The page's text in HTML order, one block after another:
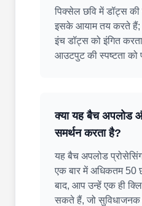
पिक्सेल छवि में डॉट्स की
इसके आयाम तय करते हैं;
इंच डॉट्स को इंगित
आउटपुट की स्पष्टता को
क्या यह बैच अपलोड
समर्थन करता है?
यह बैच अपलोड
एक बार में अधिकतम 50
बाद, आप उन्हें एक ही
सकते हैं, जो